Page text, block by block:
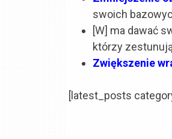
swoich
[W] ma dawać
którzy
Zwiększenie
[latest_posts